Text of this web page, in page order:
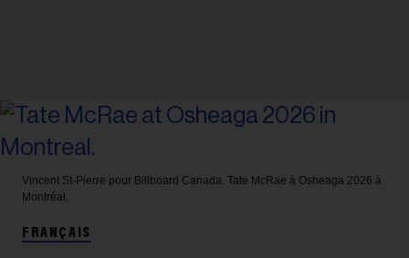
Vincent St-Pierre pour Billboard Canada. Tate McRae à Osheaga 2026 à
Montréal.
FRANÇAIS